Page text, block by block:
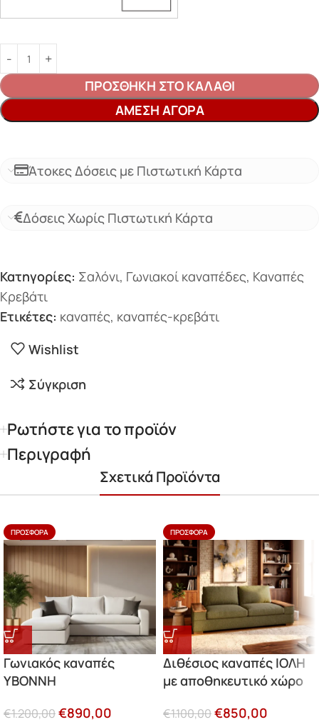
ΠΡΟΣΘΉΚΗ ΣΤΟ ΚΑΛΆΘΙ
ΆΜΕΣΗ ΑΓΟΡΆ
Άτοκες Δόσεις με Πιστωτική Κάρτα
Δόσεις Χωρίς Πιστωτική Κάρτα
Κατηγορίες: Σαλόνι, Γωνιακοί καναπέδες, Καναπές
Κρεβάτι
Ετικέτες: καναπές, καναπές-κρεβάτι
Wishlist
Σύγκριση
Ρωτήστε για το προϊόν
Περιγραφή
Σχετικά Προϊόντα
ΠΡΟΣΦΟΡΆ
Γωνιακός καναπές
ΥΒΟΝΝΗ
€1.200,00€890,00
ΠΡΟΣΦΟΡΆ
Διθέσιος καναπές ΙΟΛΗ
με αποθηκευτικό χώρο
€1.100,00€850,00